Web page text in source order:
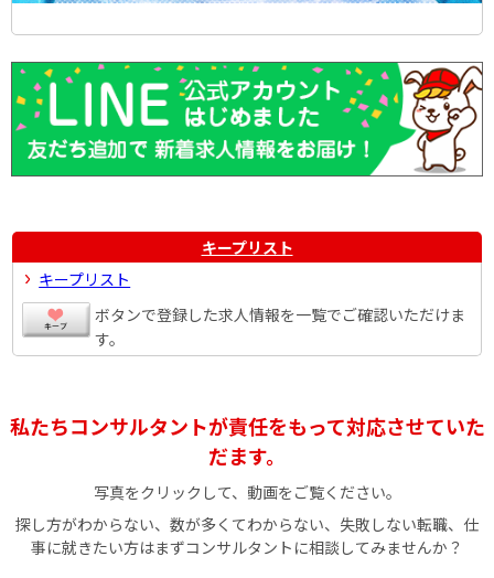
キープリスト
キープリスト
ボタンで登録した求人情報を一覧でご確認いただけま
す。
私たちコンサルタントが責任をもって対応させていた
だます。
写真をクリックして、動画をご覧ください。
探し方がわからない、数が多くてわからない、失敗しない転職、仕
事に就きたい方はまずコンサルタントに相談してみませんか？